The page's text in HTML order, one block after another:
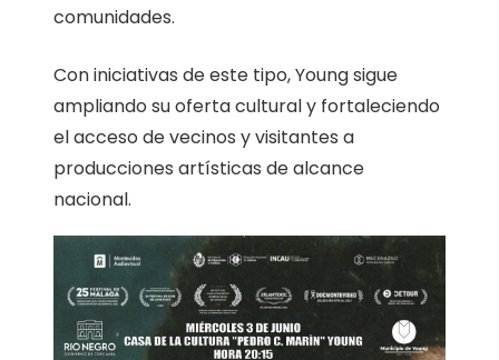
comunidades.
Con iniciativas de este tipo, Young sigue
ampliando su oferta cultural y fortaleciendo
el acceso de vecinos y visitantes a
producciones artísticas de alcance
nacional.